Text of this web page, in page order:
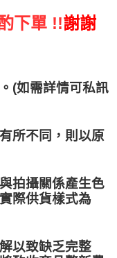
下單 !!謝謝
(如需詳情可私訊
所不同，則以原
拍攝關係產生色
際供貨樣式為
以致缺乏完整